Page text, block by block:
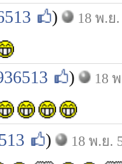
) 18 พ.ย.
) 18
) 18 พ.ย.